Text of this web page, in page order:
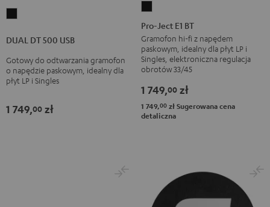
500
USB
Black
DUAL DT 500 USB
Gotowy do odtwarzania gramofon
o napędzie paskowym, idealny dla
płyt LP i Singles
1 749,00 zł
Ject
E1
BT
Black
Pro-Ject E1 BT
Gramofon hi-fi z napędem
paskowym, idealny dla płyt LP i
Singles, elektroniczna regulacja
obrotów 33/45
1 749,00 zł
1 749,00 zł Sugerowana cena
detaliczna